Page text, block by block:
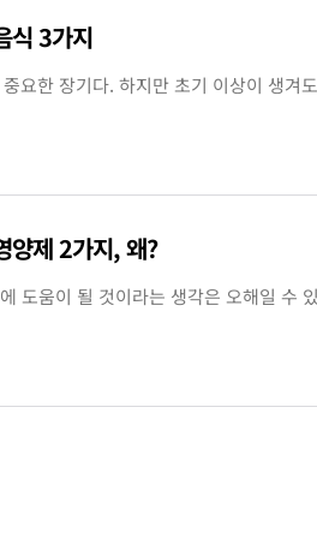
식 3가지
요한 장기다. 하지만 초기 이상이 생겨
양제 2가지, 왜?
도움이 될 것이라는 생각은 오해일 수